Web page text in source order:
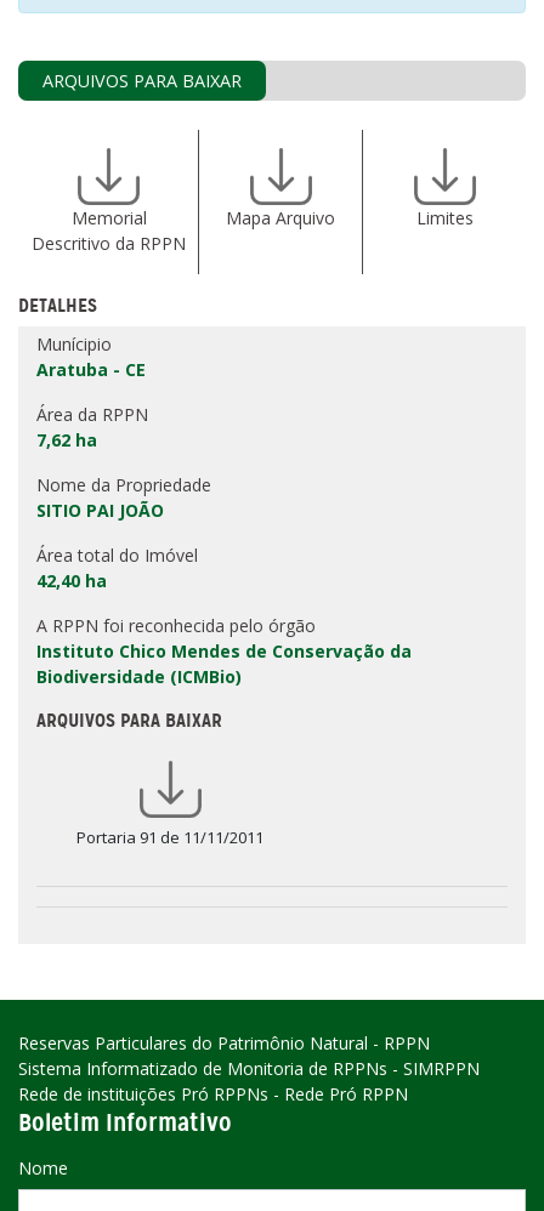
ARQUIVOS PARA BAIXAR
Memorial
Descritivo da RPPN
Mapa Arquivo Limites
DETALHES
Munícipio
Aratuba - CE
Área da RPPN
7,62 ha
Nome da Propriedade
SITIO PAI JOÃO
Área total do Imóvel
42,40 ha
A RPPN foi reconhecida pelo órgão
Instituto Chico Mendes de Conservação da
Biodiversidade (ICMBio)
ARQUIVOS PARA BAIXAR
Portaria 91 de 11/11/2011
Reservas Particulares do Patrimônio Natural - RPPN
Sistema Informatizado de Monitoria de RPPNs - SIMRPPN
Rede de instituições Pró RPPNs - Rede Pró RPPN
Boletim Informativo
Nome